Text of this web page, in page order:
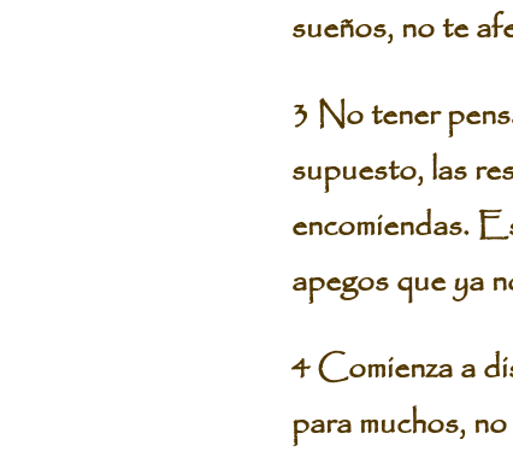
sueños, no te
3 No tener
supuesto, las
encomiendas.
apegos que ya
4 Comienza a
para muchos,